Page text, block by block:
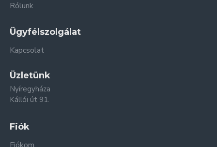
Rólunk
Ügyfélszolgálat
Kapcsolat
Üzletünk
Nyíregyháza
Kállói út 91.
Fiók